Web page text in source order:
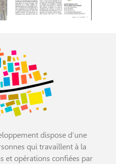
dispose d’une
qui travaillent à la
et opérations confiées par